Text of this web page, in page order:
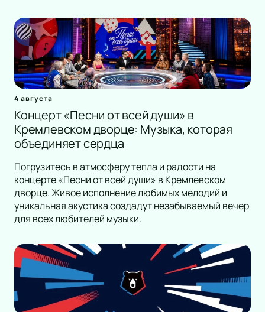
4 августа
Концерт «Песни от всей души» в
Кремлевском дворце: Музыка, которая
объединяет сердца
Погрузитесь в атмосферу тепла и радости на
концерте «Песни от всей души» в Кремлевском
дворце. Живое исполнение любимых мелодий и
уникальная акустика создадут незабываемый вечер
для всех любителей музыки.